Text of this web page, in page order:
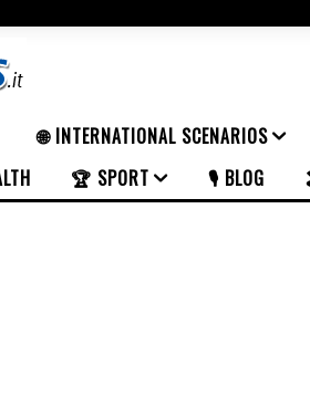
🌐 INTERNATIONAL SCENARIOS
🏆 SPORT 🎙️ BLOG